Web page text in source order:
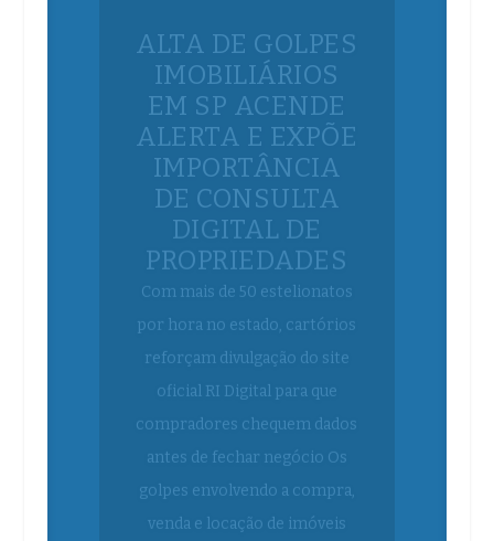
EM SP ACENDE
ALERTA E EXPÕE
IMPORTÂNCIA
DE CONSULTA
DIGITAL DE
PROPRIEDADES
Com mais de 50 estelionatos
por hora no estado, cartórios
reforçam divulgação do site
oficial RI Digital para que
compradores chequem dados
antes de fechar negócio Os
golpes envolvendo a compra,
venda e locação de imóveis
têm se multiplicado na
capital...